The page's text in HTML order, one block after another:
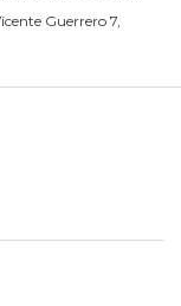
Guerrero 7,